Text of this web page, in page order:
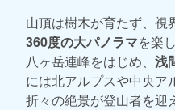
山頂は樹木が育たず、視
360度の大パノラマを楽
八ヶ岳連峰をはじめ、 浅
には北アルプスや中央ア
折々の絶景が登山者を迎